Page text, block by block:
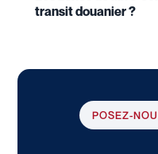
transit douanier ?
POSEZ-